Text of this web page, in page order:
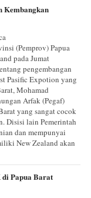
Kembangkan
(Pemprov) Papua
pada Jumat
pengembangan
Pasific Expotion yang
Mohamad
Arfak (Pegaf)
yang sangat cocok
Disisi lain Pemerintah
dan mempunyai
New Zealand akan
Papua Barat